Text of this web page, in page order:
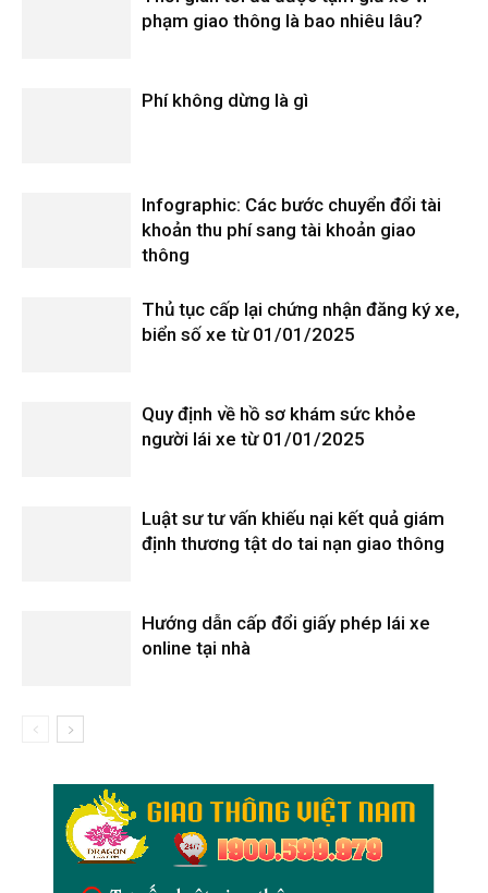
phạm giao thông là bao nhiêu lâu?
Phí không dừng là gì
Infographic: Các bước chuyển đổi tài
khoản thu phí sang tài khoản giao
thông
Thủ tục cấp lại chứng nhận đăng ký xe,
biển số xe từ 01/01/2025
Quy định về hồ sơ khám sức khỏe
người lái xe từ 01/01/2025
Luật sư tư vấn khiếu nại kết quả giám
định thương tật do tai nạn giao thông
Hướng dẫn cấp đổi giấy phép lái xe
online tại nhà